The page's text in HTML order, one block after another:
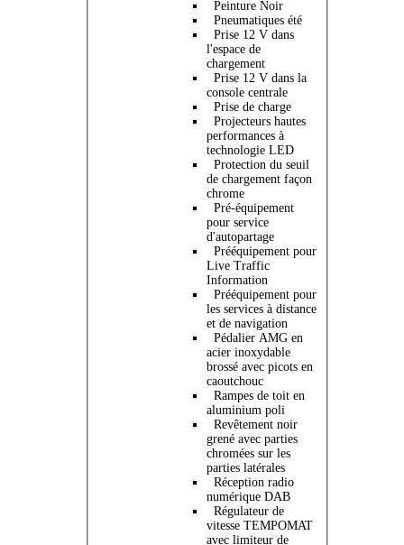
Peinture Noir
Pneumatiques été
Prise 12 V dans
l'espace de
chargement
Prise 12 V dans la
console centrale
Prise de charge
Projecteurs hautes
performances à
technologie LED
Protection du seuil
de chargement façon
chrome
Pré-équipement
pour service
d'autopartage
Prééquipement pour
Live Traffic
Information
Prééquipement pour
les services à distance
et de navigation
Pédalier AMG en
acier inoxydable
brossé avec picots en
caoutchouc
Rampes de toit en
aluminium poli
Revêtement noir
grené avec parties
chromées sur les
parties latérales
Réception radio
numérique DAB
Régulateur de
vitesse TEMPOMAT
avec limiteur de